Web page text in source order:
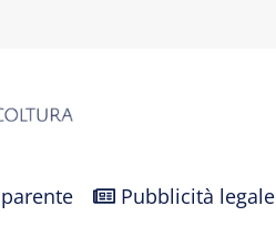
Pubblicità legale